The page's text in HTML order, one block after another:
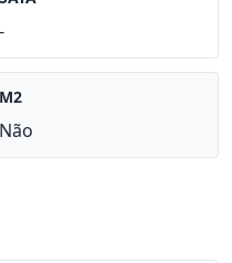
-
M2
Não